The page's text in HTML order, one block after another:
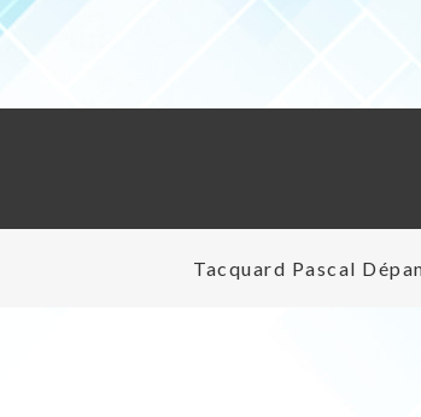
Tacquard Pascal